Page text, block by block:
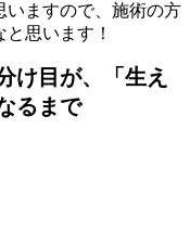
いますので、施術の方
思います！
け目が、「生え
るまで